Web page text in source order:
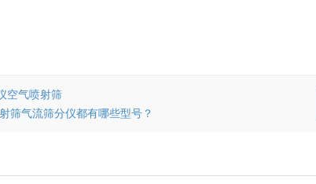
空气喷射筛
筛气流筛分仪都有哪些型号？